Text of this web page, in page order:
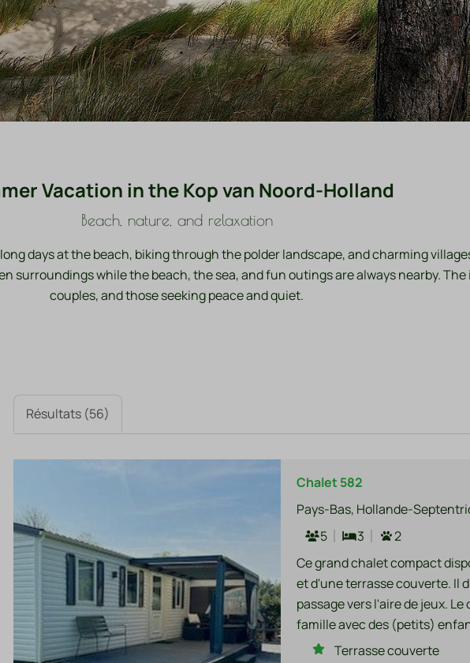
Vacation in the Kop van Noord-Holland
Beach, nature, and relaxation
days at the beach, biking through the polder landscape, and charming
surroundings while the beach, the sea, and fun outings are always nearby.
couples, and those seeking peace and quiet.
Résultats (56)
Chalet 582
Pays-Bas, Hollande-
5
3
2
Ce grand chalet compact
et d'une terrasse couverte. Il
passage vers l'aire de jeux.
famille avec des (petits)
Terrasse couverte